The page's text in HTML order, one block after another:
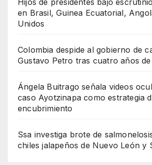
Hijos de presidentes bajo
en Brasil, Guinea Ecuatorial,
Unidos
Colombia despide al gobierno de
Gustavo Petro tras cuatro años
Ángela Buitrago señala videos
caso Ayotzinapa como estrategia
encubrimiento
Ssa investiga brote de
chiles jalapeños de Nuevo León y